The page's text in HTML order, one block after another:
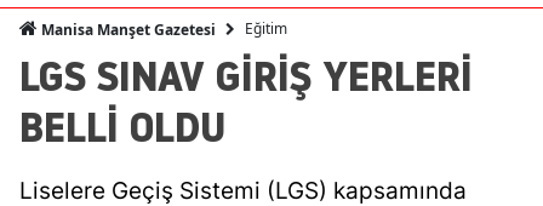
Manisa Manşet Gazetesi Eğitim
LGS SINAV GİRİŞ YERLERİ
BELLİ OLDU
Liselere Geçiş Sistemi (LGS) kapsamında